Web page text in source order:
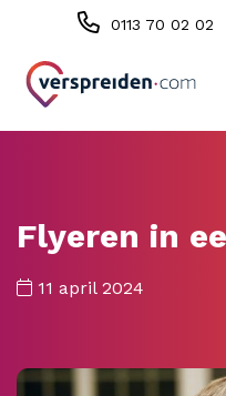
0113 70 02 02
Flyeren in
11 april 2024